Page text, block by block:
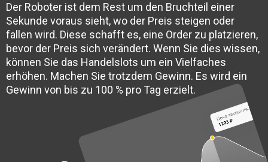
Der Roboter ist dem Rest um den Bruchteil einer
Sekunde voraus sieht, wo der Preis steigen oder
fallen wird. Diese schafft es, eine Order zu platzieren,
bevor der Preis sich verändert. Wenn Sie dies wissen,
können Sie das Handelslots um ein Vielfaches
erhöhen. Machen Sie trotzdem Gewinn. Es wird ein
Gewinn von bis zu 100 % pro Tag erzielt.